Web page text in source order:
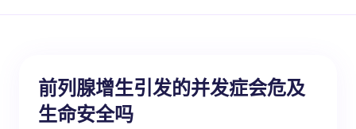
前列腺增生引发的并发症会危及
生命安全吗